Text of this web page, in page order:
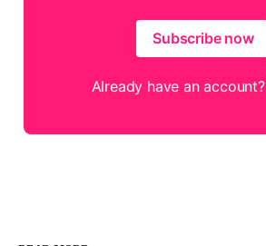
Subscribe now
Already have an account?